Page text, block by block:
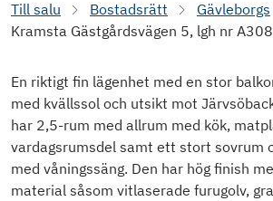
Till salu Bostadsrätt Gävleborgs
Kramsta Gästgårdsvägen 5, lgh nr A308
En riktigt fin lägenhet med en stor
med kvällssol och utsikt mot
har 2,5-rum med allrum med kök,
vardagsrumsdel samt ett stort sovrum
med våningssäng. Den har hög finish
material såsom vitlaserade furugolv,